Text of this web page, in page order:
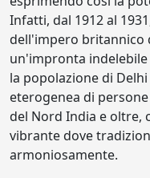
Infatti, dal 1912 al
dell'impero britannico
un'impronta
la popolazione di
eterogenea di
del Nord India e oltre,
vibrante dove
armoniosamente.